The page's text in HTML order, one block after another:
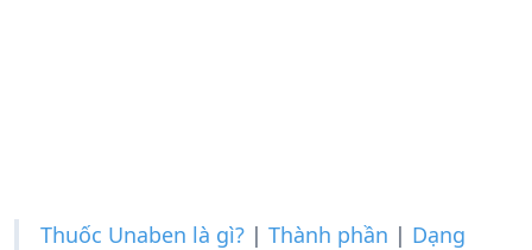
Thuốc Unaben là gì? | Thành phần | Dạng